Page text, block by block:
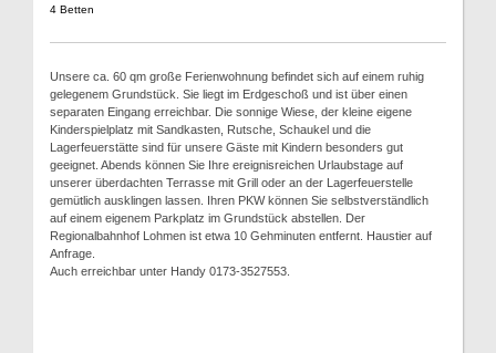
4 Betten
Unsere ca. 60 qm große Ferienwohnung befindet sich auf einem ruhig
gelegenem Grundstück. Sie liegt im Erdgeschoß und ist über einen
separaten Eingang erreichbar. Die sonnige Wiese, der kleine eigene
Kinderspielplatz mit Sandkasten, Rutsche, Schaukel und die
Lagerfeuerstätte sind für unsere Gäste mit Kindern besonders gut
geeignet. Abends können Sie Ihre ereignisreichen Urlaubstage auf
unserer überdachten Terrasse mit Grill oder an der Lagerfeuerstelle
gemütlich ausklingen lassen. Ihren PKW können Sie selbstverständlich
auf einem eigenem Parkplatz im Grundstück abstellen. Der
Regionalbahnhof Lohmen ist etwa 10 Gehminuten entfernt. Haustier auf
Anfrage.
Auch erreichbar unter Handy 0173-3527553.